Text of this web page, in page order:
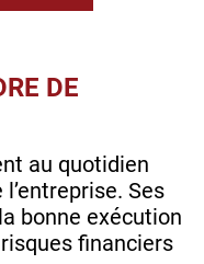
DE
au quotidien
Ses
bonne exécution
financiers